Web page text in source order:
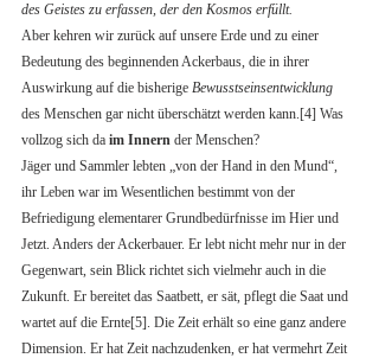
des Geistes zu erfassen, der den Kosmos erfüllt.
Aber kehren wir zurück auf unsere Erde und zu einer
Bedeutung des beginnenden Ackerbaus, die in ihrer
Auswirkung auf die bisherige Bewusstseinsentwicklung
des Menschen gar nicht überschätzt werden kann.[4] Was
vollzog sich da im Innern der Menschen?
Jäger und Sammler lebten „von der Hand in den Mund“,
ihr Leben war im Wesentlichen bestimmt von der
Befriedigung elementarer Grundbedürfnisse im Hier und
Jetzt. Anders der Ackerbauer. Er lebt nicht mehr nur in der
Gegenwart, sein Blick richtet sich vielmehr auch in die
Zukunft. Er bereitet das Saatbett, er sät, pflegt die Saat und
wartet auf die Ernte[5]. Die Zeit erhält so eine ganz andere
Dimension. Er hat Zeit nachzudenken, er hat vermehrt Zeit